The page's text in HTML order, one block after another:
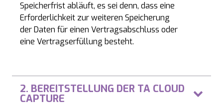
Speicherfrist abläuft, es sei denn, dass eine
Erforderlichkeit zur weiteren Speicherung
der Daten für einen Vertragsabschluss oder
eine Vertragserfüllung besteht.
2. BEREITSTELLUNG DER TA CLOUD
CAPTURE